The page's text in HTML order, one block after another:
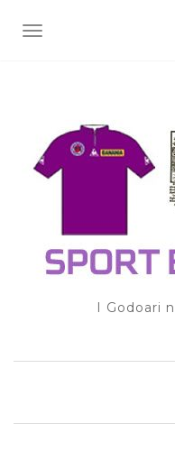
TOGGLE NAVIGATION
I Godoari